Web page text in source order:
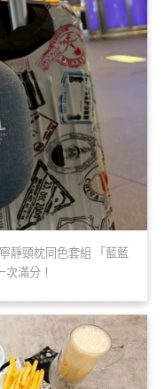
靜頸枕同色套組 「藍藍
滿分！